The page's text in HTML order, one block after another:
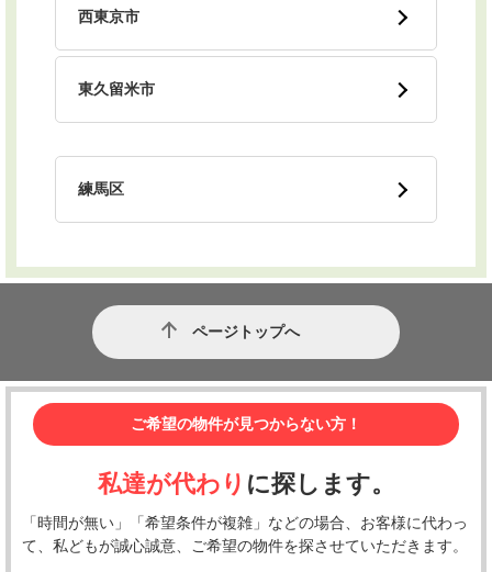
西東京市
東久留米市
練馬区
ページトップへ
ご希望の物件が見つからない方！
私達が代わり に探します。
「時間が無い」「希望条件が複雑」などの場合、お客様に代わっ
て、私どもが誠心誠意、ご希望の物件を探させていただきます。